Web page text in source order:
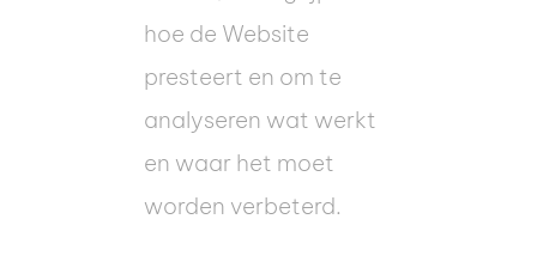
hoe de Website
presteert en om te
analyseren wat werkt
en waar het moet
worden verbeterd.